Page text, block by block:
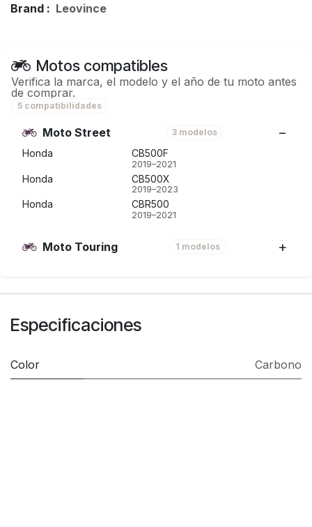
Brand : Leovince
Motos compatibles
Verifica la marca, el modelo y el año de tu moto antes
de comprar.
5 compatibilidades
Moto Street 3 modelos
Honda CB500F
2019–2021
Honda CB500X
2019–2023
Honda CBR500
2019–2021
Moto Touring 1 modelos
Especificaciones
Color Carbono